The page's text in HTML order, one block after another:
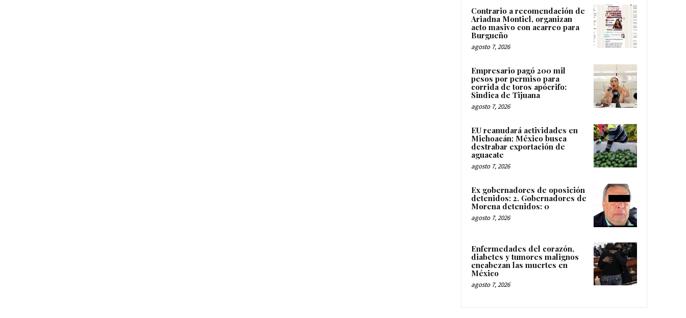
Contrario a recomendación de
Ariadna Montiel, organizan
acto masivo con acarreo para
Burgueño
agosto 7, 2026
Empresario pagó 200 mil
pesos por permiso para
corrida de toros apócrifo:
Sindica de Tijuana
agosto 7, 2026
EU reanudará actividades en
Michoacán; México busca
destrabar exportación de
aguacate
agosto 7, 2026
Ex gobernadores de oposición
detenidos: 2. Gobernadores de
Morena detenidos: 0
agosto 7, 2026
Enfermedades del corazón,
diabetes y tumores malignos
encabezan las muertes en
México
agosto 7, 2026